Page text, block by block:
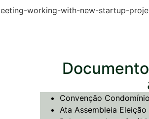
Convenção
Ata Assembleia